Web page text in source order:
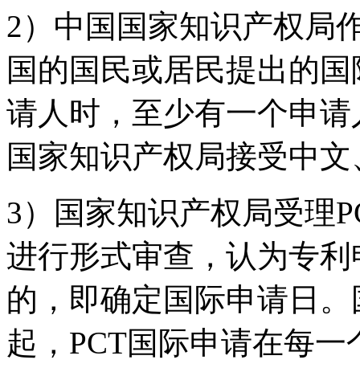
2）中国国家知识产权局
国的国民或居民提出的
请人时，至少有一个申
国家知识产权局接受中
3）国家知识产权局受理
进行形式审查，认为专
的，即确定国际申请日
起，PCT国际申请在每